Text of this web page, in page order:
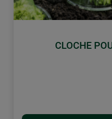
CLOCHE
retour